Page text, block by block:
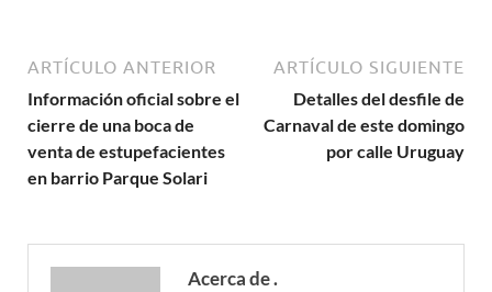
ARTÍCULO ANTERIOR
Información oficial sobre el
cierre de una boca de
venta de estupefacientes
en barrio Parque Solari
ARTÍCULO SIGUIENTE
Detalles del desfile de
Carnaval de este domingo
por calle Uruguay
Acerca de .